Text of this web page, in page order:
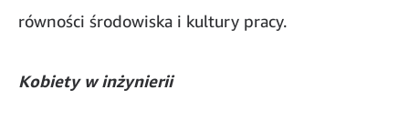
równości środowiska i kultury pracy.
Kobiety w inżynierii